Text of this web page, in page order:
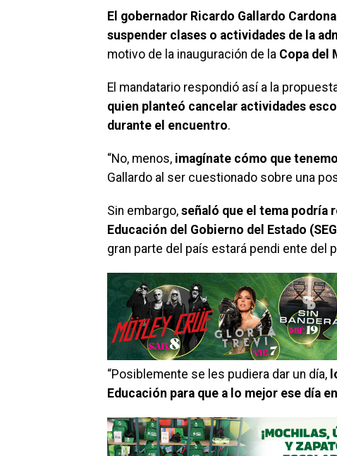
El gobernador Ricardo Gallardo
suspender clases o actividades de la
motivo de la inauguración de la Copa del
El mandatario respondió así a la
quien planteó cancelar actividades
durante el encuentro.
“No, menos, imagínate cómo que
Gallardo al ser cuestionado sobre una
Sin embargo, señaló que el tema podría
Educación del Gobierno del Estado
gran parte del país estará pendi ente del
“Posiblemente se les pudiera dar un día,
Educación para que a lo mejor ese día